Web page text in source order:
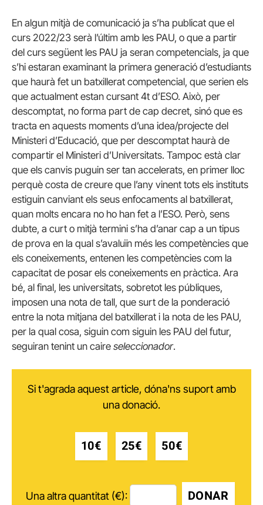
En algun mitjà de comunicació ja s’ha publicat que el
curs 2022/23 serà l’últim amb les PAU, o que a partir
del curs següent les PAU ja seran competencials, ja que
s’hi estaran examinant la primera generació d’estudiants
que haurà fet un batxillerat competencial, que serien els
que actualment estan cursant 4t d’ESO. Això, per
descomptat, no forma part de cap decret, sinó que es
tracta en aquests moments d’una idea/projecte del
Ministeri d’Educació, que per descomptat haurà de
compartir el Ministeri d’Universitats. Tampoc està clar
que els canvis puguin ser tan accelerats, en primer lloc
perquè costa de creure que l’any vinent tots els instituts
estiguin canviant els seus enfocaments al batxillerat,
quan molts encara no ho han fet a l’ESO. Però, sens
dubte, a curt o mitjà termini s’ha d’anar cap a un tipus
de prova en la qual s’avaluïn més les competències que
els coneixements, entenen les competències com la
capacitat de posar els coneixements en pràctica. Ara
bé, al final, les universitats, sobretot les públiques,
imposen una nota de tall, que surt de la ponderació
entre la nota mitjana del batxillerat i la nota de les PAU,
per la qual cosa, siguin com siguin les PAU del futur,
seguiran tenint un caire seleccionador.
Si t'agrada aquest article, dóna'ns suport amb
una donació.
10€ 25€ 50€
Una altra quantitat (€): DONAR